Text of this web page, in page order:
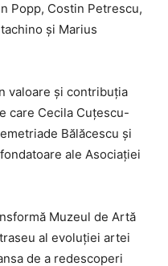
Popp, Costin Petrescu,
și Marius
valoare și contribuția
care Cecila Cuțescu-
Bălăcescu și
ale Asociației
Muzeul de Artă
al evoluției artei
de a redescoperi